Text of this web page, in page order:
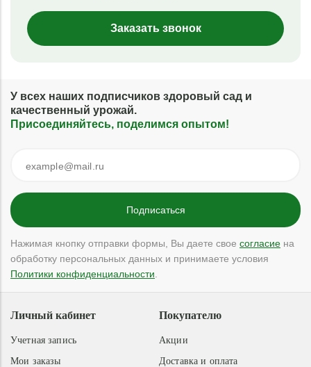
Заказать звонок
У всех наших подписчиков здоровый сад и
качественный урожай.
Присоединяйтесь, поделимся опытом!
Нажимая кнопку отправки формы, Вы даете свое согласие на
обработку персональных данных и принимаете условия
Политики конфиденциальности
Покупателю
Акции
Доставка и оплата
Личный кабинет
Учетная запись
Мои заказы